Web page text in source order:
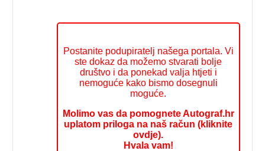
Postanite podupiratelj našega portala. Vi
ste dokaz da možemo stvarati bolje
društvo i da ponekad valja htjeti i
nemoguće kako bismo dosegnuli
moguće.
Molimo vas da pomognete Autograf.hr
uplatom priloga na naš račun (kliknite
ovdje).
Hvala vam!